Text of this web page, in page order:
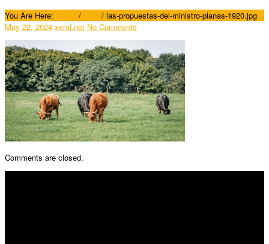
You Are Here: / / las-propuestas-del-ministro-planas-1920.jpg
May 22, 2024 xeral.net No Comments
Comments are closed.